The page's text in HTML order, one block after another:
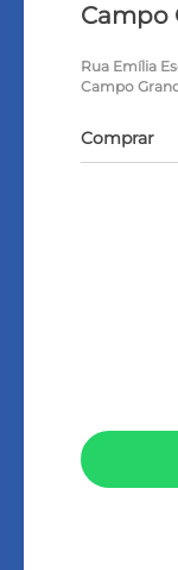
Campo
Rua Emília
Campo
Comprar